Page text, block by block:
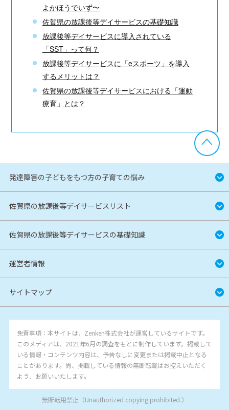
よかほうでいず〜
佐賀県の放課後等デイサービスの基礎知識
放課後等デイサービスに導入されている
「SST」って何？
放課後等デイサービスに 「eスポーツ」を導入
するメリットは？
佐賀県の放課後等デイサービスにおける 「運動
療育」とは？
発達障害の子どもをもつ方の子育ての悩み
佐賀県の放課後等デイサービスリスト
佐賀県の放課後等デイサービスの基礎知識
運営者情報
サイトマップ
免責事項：本サイトは、Zenken株式会社が運営しているサイトです。
このメディアは、2021年6月の調査をもとに制作しています。掲載して
いる情報・コンテンツ内容は、予告なしに変更または掲載中止となる
ことがあります。尚、掲載している情報の無断転載はお控えいただく
よう、お願いいたします。
無断転用禁止（Unauthorized copying prohibited.）